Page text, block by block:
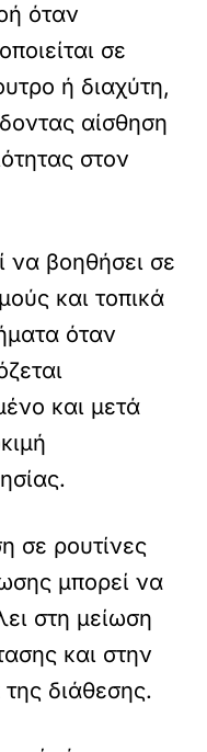
όταν
σε
ή διαχύτη,
αίσθηση
στον
να βοηθήσει σε
και τοπικά
όταν
και μετά
σε ρουτίνες
μπορεί να
στη μείωση
και στην
της διάθεσης.